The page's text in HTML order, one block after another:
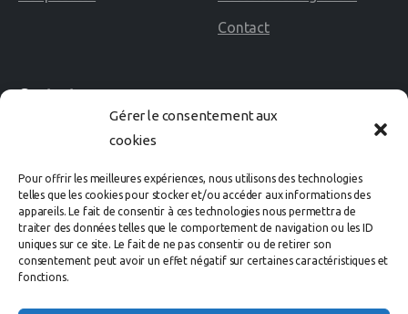
Gérer le consentement aux
cookies
Pour offrir les meilleures expériences, nous utilisons des technologies
telles que les cookies pour stocker et/ou accéder aux informations des
appareils. Le fait de consentir à ces technologies nous permettra de
traiter des données telles que le comportement de navigation ou les ID
uniques sur ce site. Le fait de ne pas consentir ou de retirer son
consentement peut avoir un effet négatif sur certaines caractéristiques et
fonctions.
Contact
Contact
02 40 60 02 80
Avenue des Rosières
44500 LA BAULE Cedex
organisation@labaule-cheval.com